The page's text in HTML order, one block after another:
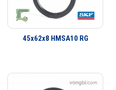
Phớt là một bộ phận quan trọng
Dãy sản phẩm của SKF bao gồm
yêu cầu ứng dụng công nghiệp.
45x62x8 HMSA10 RG